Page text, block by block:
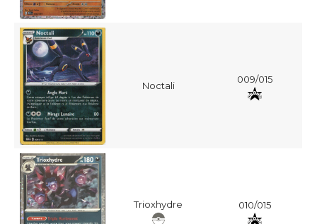
Noctali
009/015
Trioxhydre 010/015